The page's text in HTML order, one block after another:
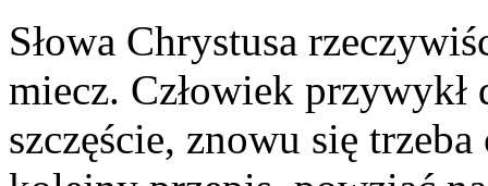
Słowa Chrystusa
miecz. Człowiek przywykł
szczęście, znowu się